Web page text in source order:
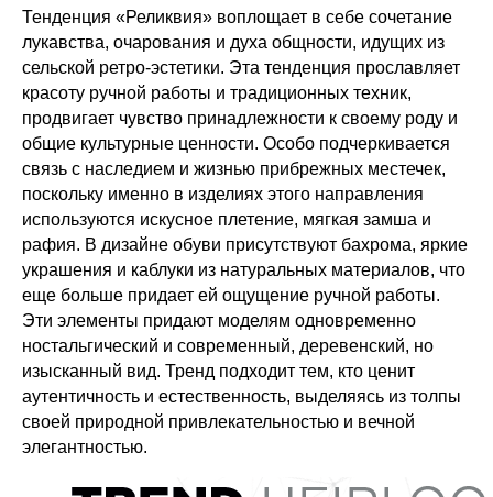
Тенденция «Реликвия» воплощает в себе сочетание
лукавства, очарования и духа общности, идущих из
сельской ретро-эстетики. Эта тенденция прославляет
красоту ручной работы и традиционных техник,
продвигает чувство принадлежности к своему роду и
общие культурные ценности. Особо подчеркивается
связь с наследием и жизнью прибрежных местечек,
поскольку именно в изделиях этого направления
используются искусное плетение, мягкая замша и
рафия. В дизайне обуви присутствуют бахрома, яркие
украшения и каблуки из натуральных материалов, что
еще больше придает ей ощущение ручной работы.
Эти элементы придают моделям одновременно
ностальгический и современный, деревенский, но
изысканный вид. Тренд подходит тем, кто ценит
аутентичность и естественность, выделяясь из толпы
своей природной привлекательностью и вечной
элегантностью.